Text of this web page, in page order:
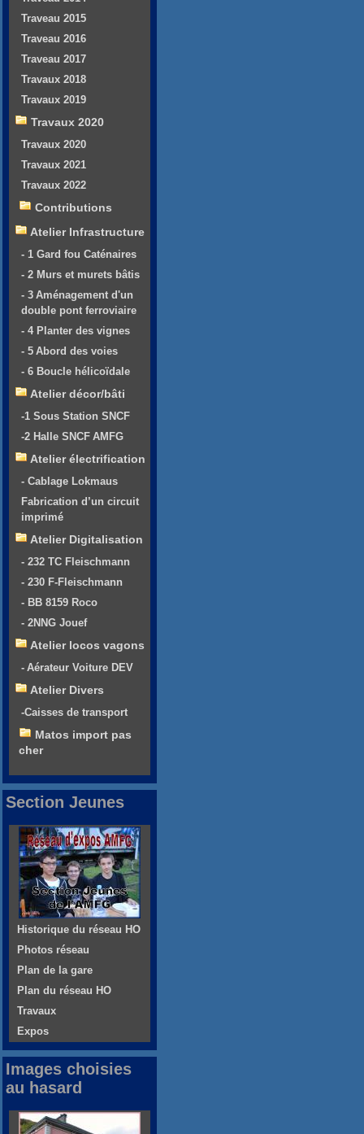
Traveau 2015
Traveau 2016
Traveau 2017
Travaux 2018
Travaux 2019
Travaux 2020
Travaux 2020
Travaux 2021
Travaux 2022
Contributions
Atelier Infrastructure
- 1 Gard fou Caténaires
- 2 Murs et murets bâtis
- 3 Aménagement d'un
double pont ferroviaire
- 4 Planter des vignes
- 5 Abord des voies
- 6 Boucle hélicoïdale
Atelier décor/bâti
-1 Sous Station SNCF
-2 Halle SNCF AMFG
Atelier électrification
- Cablage Lokmaus
Fabrication d’un circuit
imprimé
Atelier Digitalisation
- 232 TC Fleischmann
- 230 F-Fleischmann
- BB 8159 Roco
- 2NNG Jouef
Atelier locos vagons
- Aérateur Voiture DEV
Atelier Divers
-Caisses de transport
Matos import pas
cher
Section Jeunes
Historique du réseau HO
Photos réseau
Plan de la gare
Plan du réseau HO
Travaux
Expos
Images choisies
au hasard